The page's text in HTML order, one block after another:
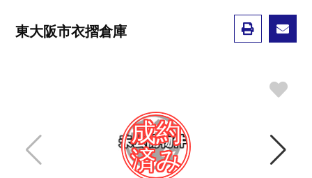
東大阪市衣摺倉庫